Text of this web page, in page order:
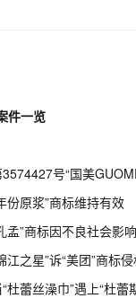
件一览
3574427号“国美
份原浆”商标维持有效
孟”商标因不良社会影响
江之星”诉“美团”商标
杜蕾丝澡巾”遇上“杜蕾